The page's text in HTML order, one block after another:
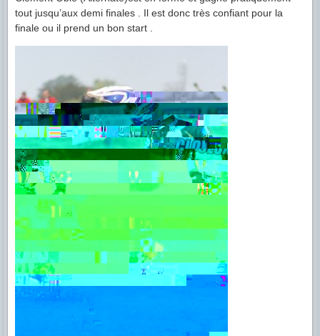
tout jusqu’aux demi finales . Il est donc très confiant pour la
finale ou il prend un bon start .